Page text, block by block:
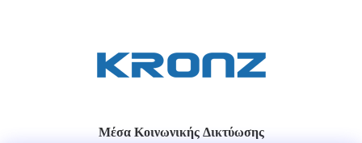
Μέσα Κοινωνικής Δικτύωσης